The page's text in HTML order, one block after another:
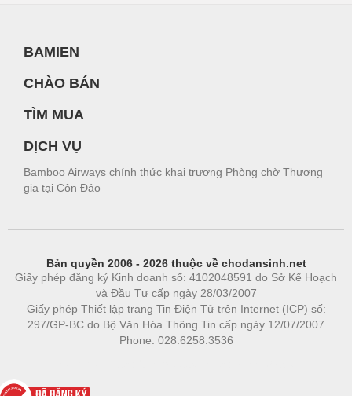
BAMIEN
CHÀO BÁN
TÌM MUA
DỊCH VỤ
Bamboo Airways chính thức khai trương Phòng chờ Thương
gia tại Côn Đảo
Bản quyền 2006 - 2026 thuộc về chodansinh.net
Giấy phép đăng ký Kinh doanh số: 4102048591 do Sở Kế Hoạch
và Đầu Tư cấp ngày 28/03/2007
Giấy phép Thiết lập trang Tin Điện Tử trên Internet (ICP) số:
297/GP-BC do Bộ Văn Hóa Thông Tin cấp ngày 12/07/2007
Phone: 028.6258.3536